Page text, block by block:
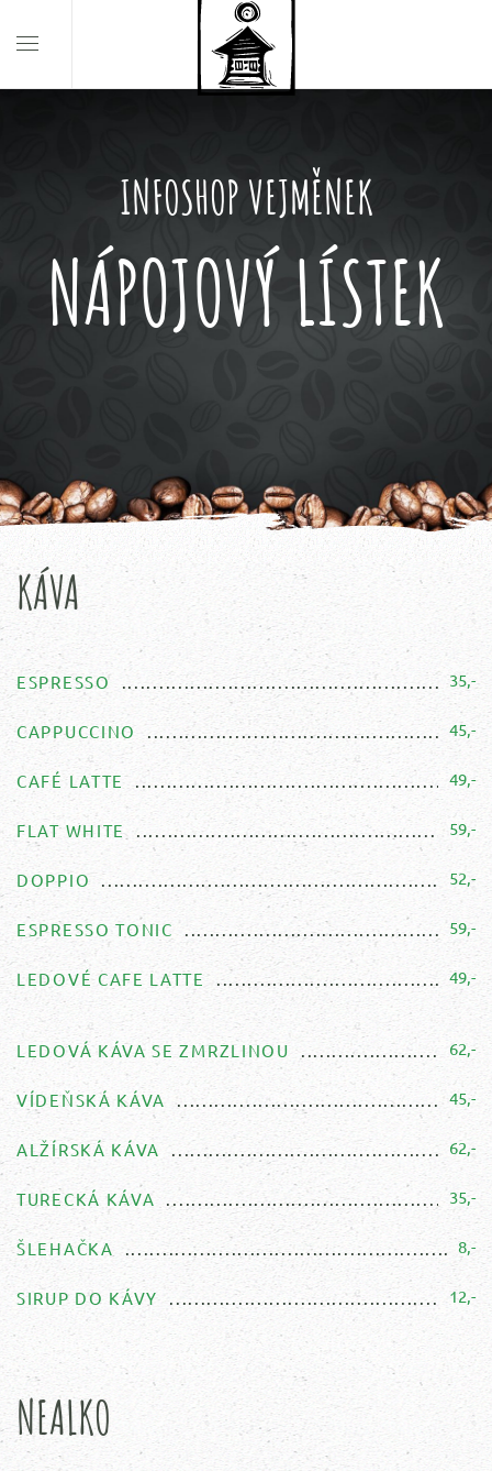
INFOSHOP VEJMĚNEK
NÁPOJOVÝ LÍSTEK
KÁVA
ESPRESSO 35,-
CAPPUCCINO 45,-
CAFÉ LATTE 49,-
FLAT WHITE 59,-
DOPPIO 52,-
ESPRESSO TONIC 59,-
LEDOVÉ CAFE LATTE 49,-
LEDOVÁ KÁVA SE ZMRZLINOU 62,-
VÍDEŇSKÁ KÁVA 45,-
ALŽÍRSKÁ KÁVA 62,-
TURECKÁ KÁVA 35,-
ŠLEHAČKA 8,-
SIRUP DO KÁVY 12,-
NEALKO